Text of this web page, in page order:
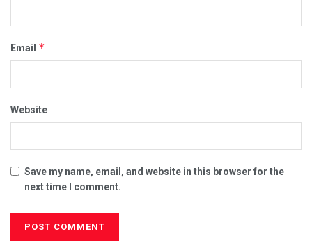
Email *
Website
Save my name, email, and website in this browser for the
next time I comment.